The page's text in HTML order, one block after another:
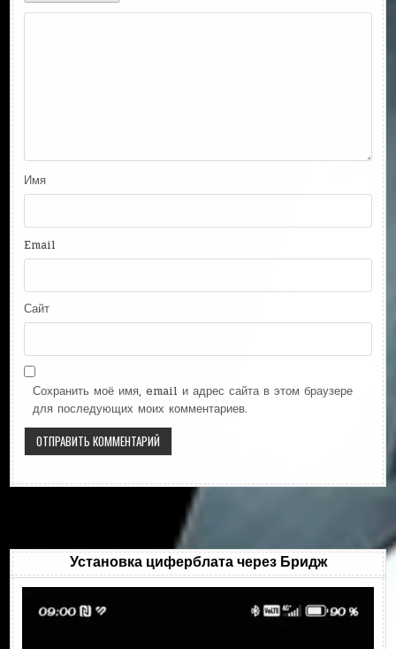
Имя
Email
Сайт
Сохранить моё имя, email и адрес сайта в этом браузере
для последующих моих комментариев.
Установка циферблата через Бридж